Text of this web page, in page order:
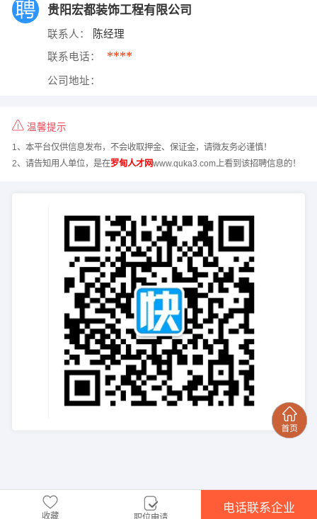
贵阳宏都装饰工程有限公司
联系人： 陈经理
联系电话： ****
公司地址：
温馨提示
1、本平台仅供信息发布，不会收取押金、保证金，请微友务必谨慎！
2、请告知用人单位，是在罗甸人才网www.quka3.com上看到该招聘信息的！
收藏
电话联系企业